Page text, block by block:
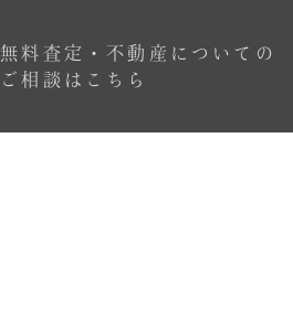
無料査定・不動産についての
ご相談はこちら